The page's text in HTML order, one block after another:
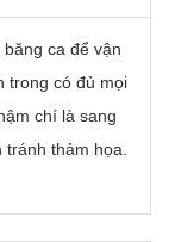
ca để vận
trong có đủ mọi
chí là sang
thảm họa.